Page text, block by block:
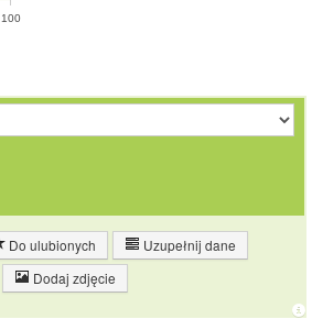
100
Do ulubionych
Uzupełnij dane
Dodaj zdjęcie